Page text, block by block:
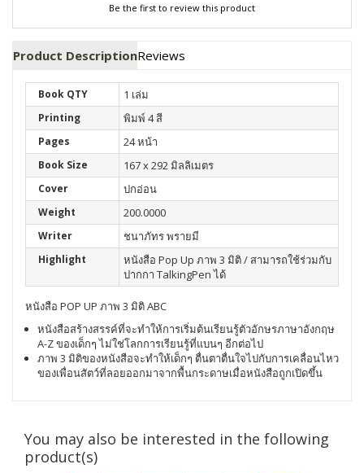
Be the first to review this product
Product DescriptionReviews
Book QTY 1 เล่ม
Printing พิมพ์ 4 สี
Pages 24 หน้า
Book Size 167 x 292 มิลลิเมตร
Cover ปกอ่อน
Weight 200.0000
Writer ชนาภัทร พรายมี
Highlight
หนังสือ Pop Up ภาพ 3 มิติ / สามารถใช้ร่วมกับ
ปากกา TalkingPen ได้
หนังสือ POP UP ภาพ 3 มิติ ABC
หนังสือสร้างสรรค์ที่จะทำให้การเริ่มต้นเรียนรู้ตัวอักษรภาษาอังกฤษ
A-Z ของเด็กๆ ไม่ใช่โลกการเรียนรู้ที่แบนๆ อีกต่อไป
ภาพ 3 มิติของหนังสือจะทำให้เด็กๆ ตื่นตาตื่นใจไปกับการเคลื่อนไหว
ของเพื่อนสัตว์ที่ลอยออกมาจากพื้นกระดาษเมื่อหนังสือถูกเปิดขึ้น
You may also be interested in the following
product(s)